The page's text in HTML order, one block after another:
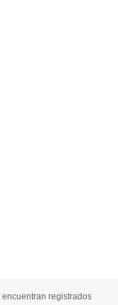
registrados